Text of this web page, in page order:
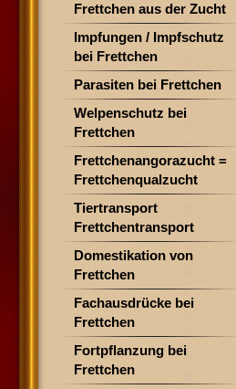
Frettchen aus der Zucht
Impfungen / Impfschutz
bei Frettchen
Parasiten bei Frettchen
Welpenschutz bei
Frettchen
Frettchenangorazucht =
Frettchenqualzucht
Tiertransport
Frettchentransport
Domestikation von
Frettchen
Fachausdrücke bei
Frettchen
Fortpflanzung bei
Frettchen